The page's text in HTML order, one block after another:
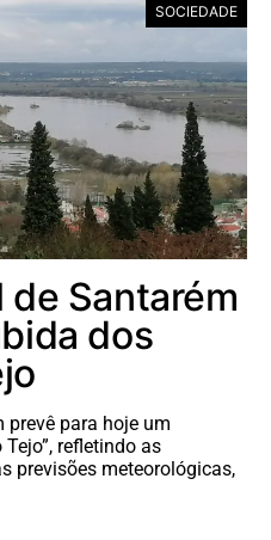
SOCIEDADE
Santarém
dos
prevê para hoje um
refletindo as
previsões meteorológicas,